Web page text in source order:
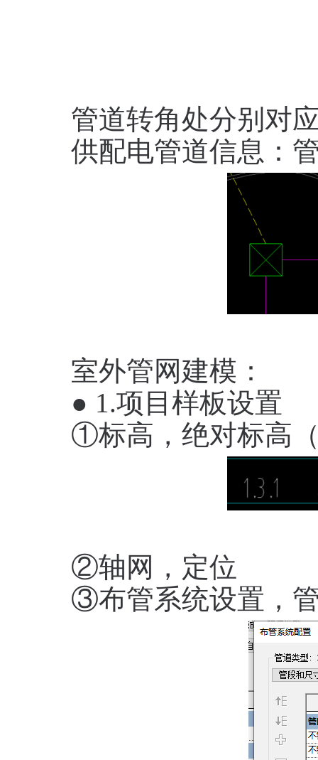
管道转角处分别对
供配电管道信息：
室外管网建模：
● 1.项目样板设置
①标高，绝对标高
②轴网，定位
③布管系统设置，